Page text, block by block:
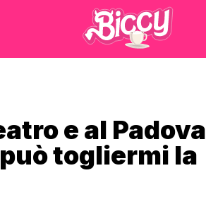
e al Padova
togliermi la